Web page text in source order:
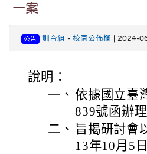
一案
公告 訓育組 - 校園公佈欄 | 2024-
說明：
一、 依據國立臺
839號函辦理
二、 旨揭研討會
13年10月5